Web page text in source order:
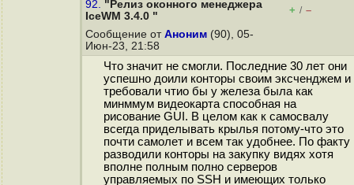
92. "Релиз оконного менеджера
IceWM 3.4.0 "
+ / –
Сообщение от Аноним (90), 05-
Июн-23, 21:58
Что значит не смогли. Последние 30 лет они
успешно доили конторы своим эксченджем и
требовали чтио бы у железа была как
минммум видеокарта способная на
рисование GUI. В целом как к самосвалу
всегда приделывать крылья потому-что это
почти самолет и всем так удобнее. По факту
разводили конторы на закупку видях хотя
вполне полным полно серверов
управляемых по SSH и имеющих только